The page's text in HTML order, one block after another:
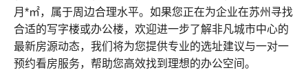
月*㎡，属于周边合理水平。如果您正在为企业在苏州寻找
合适的写字楼或办公楼，欢迎进一步了解非凡城市中心的
最新房源动态，我们将为您提供专业的选址建议与一对一
预约看房服务，帮助您高效找到理想的办公空间。